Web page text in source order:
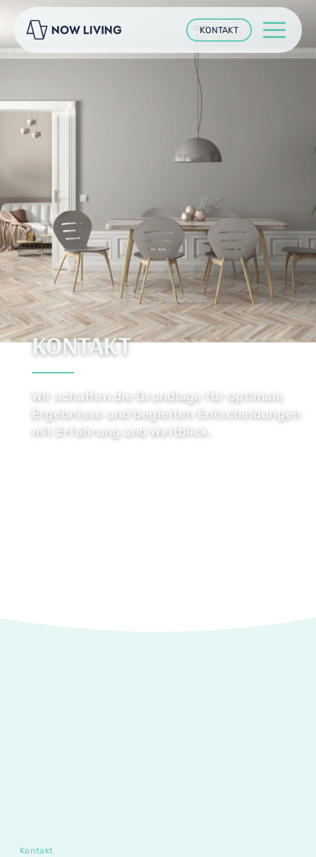
KONTAKT
KONTAKT
Wir schaffen die Grund­lage für opti­male
Ergeb­nisse und begleiten Ent­schei­dungen
mit Erfah­rung und Weitblick.
Kontakt